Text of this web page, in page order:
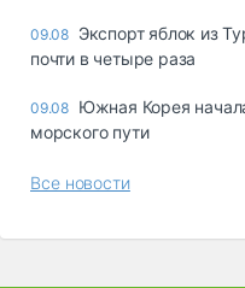
09.08 Экспорт яблок из
почти в четыре раза
09.08 Южная Корея
морского пути
Все новости